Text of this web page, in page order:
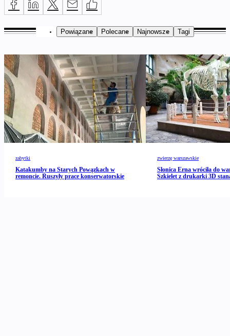
Powiązane Polecane Najnowsze Tagi
zabytki
Katakumby na Starych Powązkach w
remoncie. Ruszyły prace konserwatorskie
zwierzę warszawskie
Słonica Erna wróciła do
Szkielet z drukarki 3D